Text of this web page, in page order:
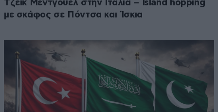
Τζέικ Μέντγουελ στην Ιταλία – Island hopping
με σκάφος σε Πόντσα και Ίσκια